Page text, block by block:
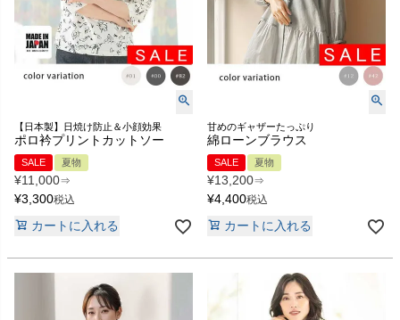
【日本製】日焼け防止＆小顔効果
ポロ衿プリントカットソー
SALE 夏物
¥11,000⇒
¥3,300税込
カートに入れる
甘めのギャザーたっぷり
綿ローンブラウス
SALE 夏物
¥13,200⇒
¥4,400税込
カートに入れる